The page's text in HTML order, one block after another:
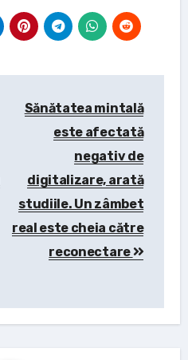
Sănătatea mintală
este afectată
negativ de
digitalizare, arată
studiile. Un zâmbet
real este cheia către
reconectare